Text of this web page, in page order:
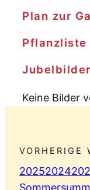
Plan zur
Pflanzliste
Jubelbilder
Keine Bilder
VORHERIGE
20252024